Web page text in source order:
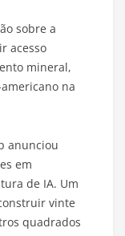
sobre a
acesso
mineral,
na
anunciou
em
de IA. Um
vinte
quadrados